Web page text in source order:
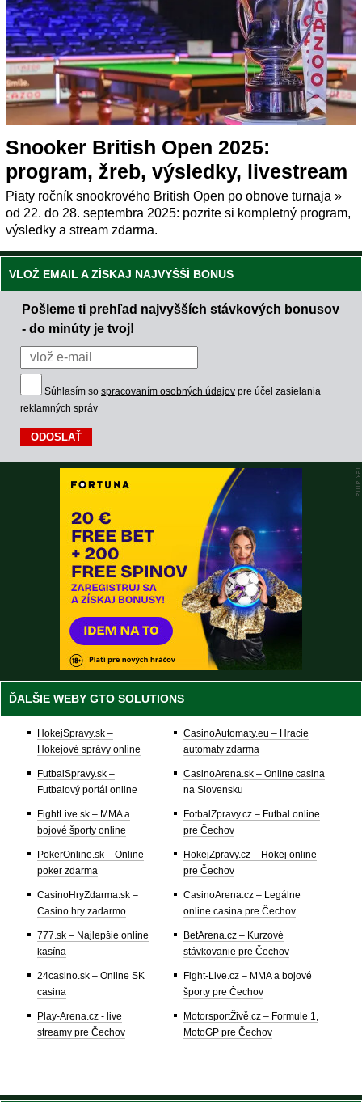
Snooker British Open 2025:
program, žreb, výsledky, livestream
Piaty ročník snookrového British Open po obnove turnaja »
od 22. do 28. septembra 2025: pozrite si kompletný program,
výsledky a stream zdarma.
VLOŽ EMAIL A ZÍSKAJ NAJVYŠŠÍ BONUS
Pošleme ti prehľad najvyšších stávkových bonusov
- do minúty je tvoj!
Súhlasím so spracovaním osobných údajov pre účel zasielania
reklamných správ
ĎALŠIE WEBY GTO SOLUTIONS
HokejSpravy.sk –
Hokejové správy online
FutbalSpravy.sk –
Futbalový portál online
FightLive.sk – MMA a
bojové športy online
PokerOnline.sk – Online
poker zdarma
CasinoHryZdarma.sk –
Casino hry zadarmo
777.sk – Najlepšie online
kasína
24casino.sk – Online SK
casina
Play-Arena.cz - live
streamy pre Čechov
CasinoAutomaty.eu – Hracie
automaty zdarma
CasinoArena.sk – Online casina
na Slovensku
FotbalZpravy.cz – Futbal online
pre Čechov
HokejZpravy.cz – Hokej online
pre Čechov
CasinoArena.cz – Legálne
online casina pre Čechov
BetArena.cz – Kurzové
stávkovanie pre Čechov
Fight-Live.cz – MMA a bojové
športy pre Čechov
MotorsportŽivě.cz – Formule 1,
MotoGP pre Čechov